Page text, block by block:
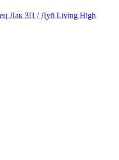
Лак 3П / Дуб Living High